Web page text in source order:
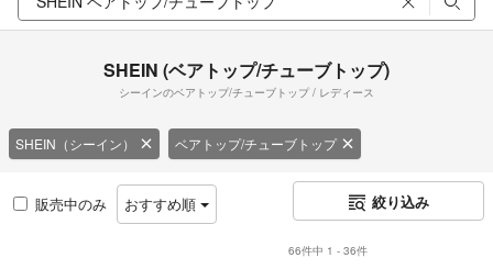
SHEIN (ベアトップ/チューブトップ)
シーインのベアトップ/チューブトップ / レディース
SHEIN（シーイン） ベアトップ/チューブトップ
販売中のみ おすすめ順 絞り込み
66件中 1 - 36件